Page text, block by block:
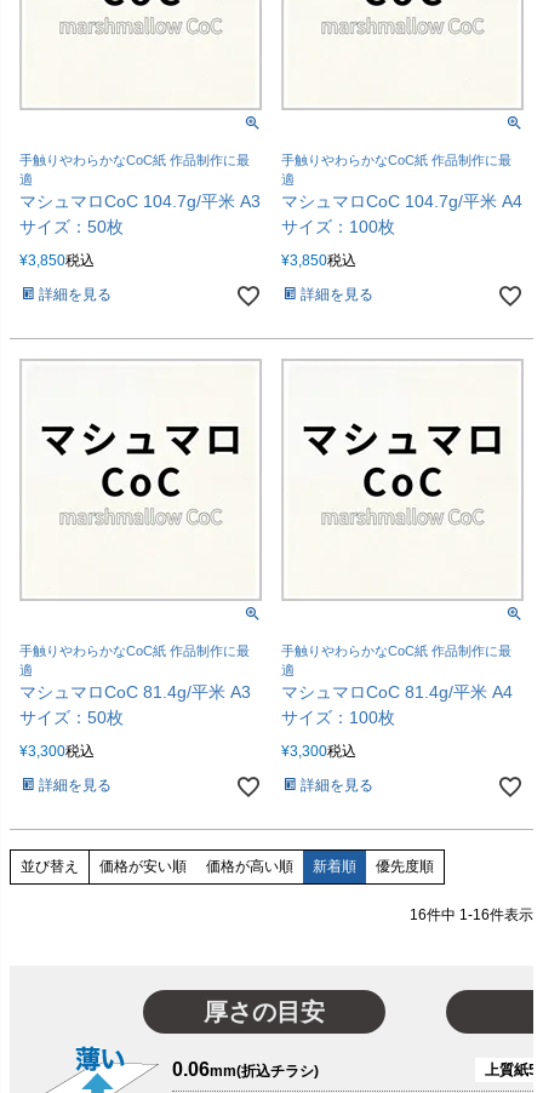
手触りやわらかなCoC紙 作品制作に最
適
マシュマロCoC 104.7g/平米 A3
サイズ：50枚
¥3,850税込
詳細を見る
手触りやわらかなCoC紙 作品制作に最
適
マシュマロCoC 104.7g/平米 A4
サイズ：100枚
¥3,850税込
詳細を見る
手触りやわらかなCoC紙 作品制作に最
適
マシュマロCoC 81.4g/平米 A3
サイズ：50枚
¥3,300税込
詳細を見る
手触りやわらかなCoC紙 作品制作に最
適
マシュマロCoC 81.4g/平米 A4
サイズ：100枚
¥3,300税込
詳細を見る
並び替え 価格が安い順 価格が高い順 新着順 優先度順
16件中 1-16件表示
厚さの目安
0.06mm(折込チラシ) 上質紙